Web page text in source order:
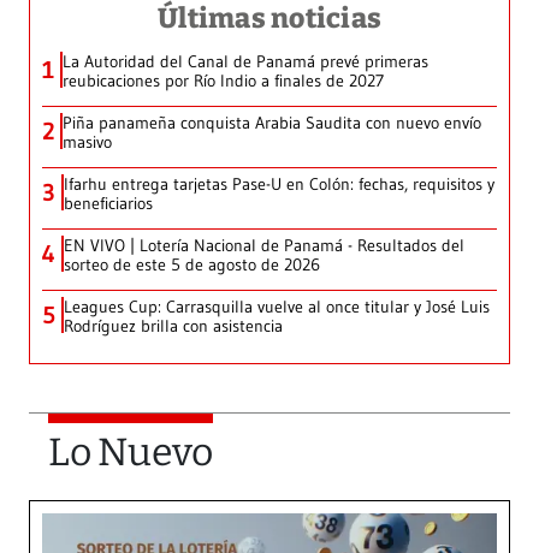
Últimas noticias
1 La Autoridad del Canal de Panamá prevé primeras
reubicaciones por Río Indio a finales de 2027
2 Piña panameña conquista Arabia Saudita con nuevo envío
masivo
3 Ifarhu entrega tarjetas Pase-U en Colón: fechas, requisitos y
beneficiarios
4 EN VIVO | Lotería Nacional de Panamá - Resultados del
sorteo de este 5 de agosto de 2026
5 Leagues Cup: Carrasquilla vuelve al once titular y José Luis
Rodríguez brilla con asistencia
Lo Nuevo